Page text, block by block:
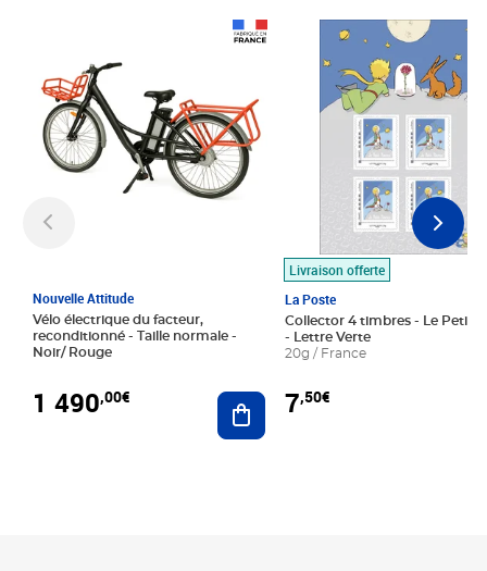
Nouvelle Attitude
Vélo électrique du facteur,
reconditionné - Taille normale -
Noir/ Rouge
1 490,00€ Ajouter au panier
Livraison offerte
La Poste
Collector 4 timbres - Le Petit
- Lettre Verte
20g / France
7,50€
Prix 7,50€